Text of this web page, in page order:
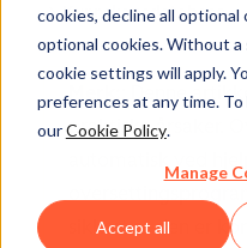
cookies, decline all optional
optional cookies. Without
cookie settings will apply.
preferences at any time.
ourCookie Policy.
Manage
Accept all
Kunnskaps­database
: Denne
praktiske årsaker.
sikkert at den er